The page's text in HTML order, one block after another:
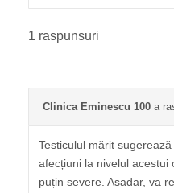
1 raspunsuri
Clinica Eminescu 100 a
Testiculul mărit
afecțiuni la nivelul acestui
puțin severe. Asadar, va